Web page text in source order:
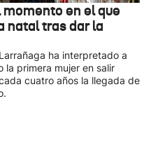
en el que
natal tras dar la
ha interpretado a
la primera mujer en salir
cuatro años la llegada de